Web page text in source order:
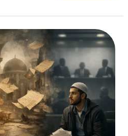
كيف
النقد
في
تحسين
عملالمؤسسات؟
المنظور
الإسلامي
للنقد
والمراجعات